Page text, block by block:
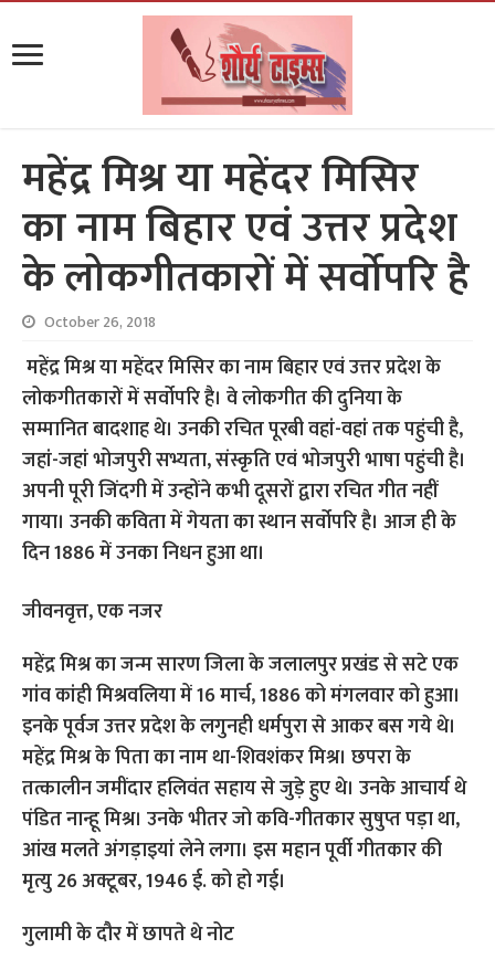
महेंद्र मिश्र या महेंदर मिसिर
का नाम बिहार एवं उत्तर प्रदेश
के लोकगीतकारों में सर्वोपरि है
October 26, 2018
महेंद्र मिश्र या महेंदर मिसिर का नाम बिहार एवं उत्तर प्रदेश के
लोकगीतकारों में सर्वोपरि है। वे लोकगीत की दुनिया के
सम्मानित बादशाह थे। उनकी रचित पूरबी वहां-वहां तक पहुंची है,
जहां-जहां भोजपुरी सभ्यता, संस्कृति एवं भोजपुरी भाषा पहुंची है।
अपनी पूरी जिंदगी में उन्होंने कभी दूसरों द्वारा रचित गीत नहीं
गाया। उनकी कविता में गेयता का स्थान सर्वोपरि है। आज ही के
दिन 1886 में उनका निधन हुआ था।
जीवनवृत्त, एक नजर
महेंद्र मिश्र का जन्म सारण जिला के जलालपुर प्रखंड से सटे एक
गांव कांही मिश्रवलिया में 16 मार्च, 1886 को मंगलवार को हुआ।
इनके पूर्वज उत्तर प्रदेश के लगुनही धर्मपुरा से आकर बस गये थे।
महेंद्र मिश्र के पिता का नाम था-शिवशंकर मिश्र। छपरा के
तत्कालीन जमींदार हलिवंत सहाय से जुड़े हुए थे। उनके आचार्य थे
पंडित नान्हू मिश्र। उनके भीतर जो कवि-गीतकार सुषुप्त पड़ा था,
आंख मलते अंगड़ाइयां लेने लगा। इस महान पूर्वी गीतकार की
मृत्यु 26 अक्टूबर, 1946 ई. को हो गई।
गुलामी के दौर में छापते थे नोट